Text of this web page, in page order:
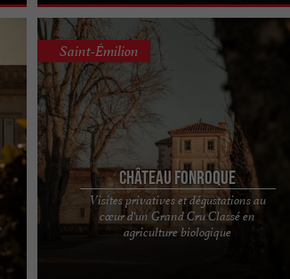
Château Fonroque
Visites privatives et dégustations au
cœur d'un Grand Cru Classé en
agriculture biologique
Saint-Émilion
Château Fonroque, un domaine emblématique et
pionnier en biodynamie A proximité du village